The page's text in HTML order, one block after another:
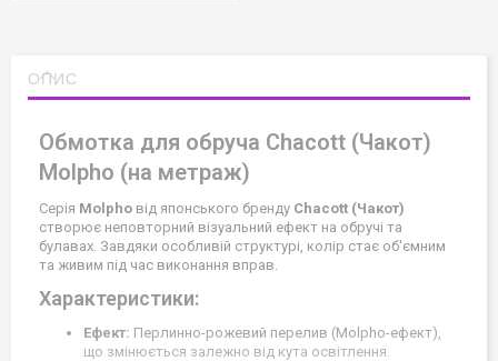
ОПИС
Обмотка для обруча Chacott (Чакот)
Molpho (на метраж)
Серія Molpho від японського бренду Chacott (Чакот)
створює неповторний візуальний ефект на обручі та
булавах. Завдяки особливій структурі, колір стає об'ємним
та живим під час виконання вправ.
Характеристики:
Ефект: Перлинно-рожевий перелив (Molpho-ефект),
що змінюється залежно від кута освітлення.